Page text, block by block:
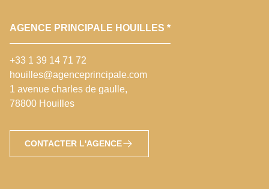
AGENCE PRINCIPALE HOUILLES *
+33 1 39 14 71 72
houilles@agenceprincipale.com
1 avenue charles de gaulle,
78800 Houilles
CONTACTER L'AGENCE